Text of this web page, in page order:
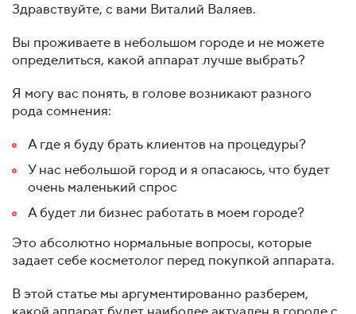
Здравствуйте, с вами Виталий Валяев.
Вы проживаете в небольшом городе и не можете
определиться, какой аппарат лучше выбрать?
Я могу вас понять, в голове возникают разного
рода сомнения:
А где я буду брать клиентов на процедуры?
У нас небольшой город и я опасаюсь, что будет
очень маленький спрос
А будет ли бизнес работать в моем городе?
Это абсолютно нормальные вопросы, которые
задает себе косметолог перед покупкой аппарата.
В этой статье мы аргументированно разберем,